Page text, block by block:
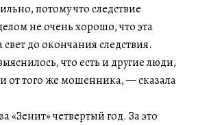
потому что следствие
не очень хорошо, что эта
до окончания следствия.
что есть и другие люди,
от того же мошенника, — сказала
«Зенит» четвертый год. За это